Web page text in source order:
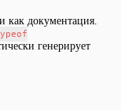
как документация.
генерирует